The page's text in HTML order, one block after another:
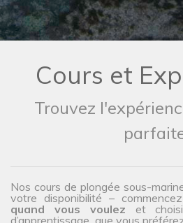
Cours et
Trouvez
Nos cours de plongée sous-
votre disponibilité –
quand vous voulez et